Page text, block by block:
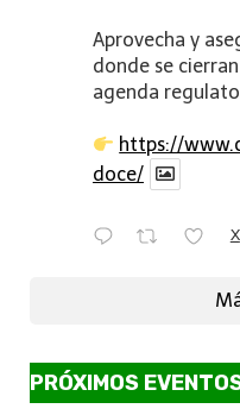
Aprovecha y
donde se
agenda
https://
doce/
X
PRÓXIMOS